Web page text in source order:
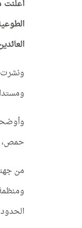
أعلنت
حمص،
من